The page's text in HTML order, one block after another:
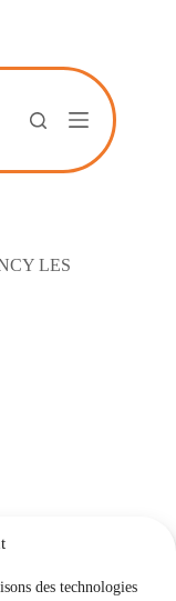
des technologies
LES